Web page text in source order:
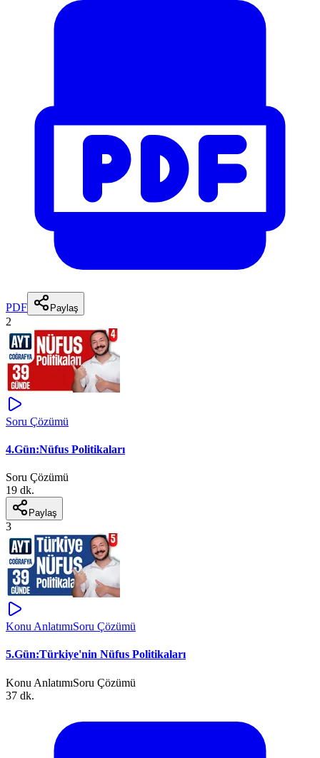
PDF Paylaş
2
Soru Çözümü
4.Gün:Nüfus Politikaları
Soru Çözümü
19 dk.
Paylaş
3
Konu AnlatımıSoru Çözümü
5.Gün:Türkiye'nin Nüfus Politikaları
Konu AnlatımıSoru Çözümü
37 dk.